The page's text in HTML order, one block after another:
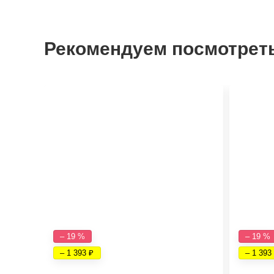
Рекомендуем
– 19 %
– 1 393
– 19 %
– 1 393